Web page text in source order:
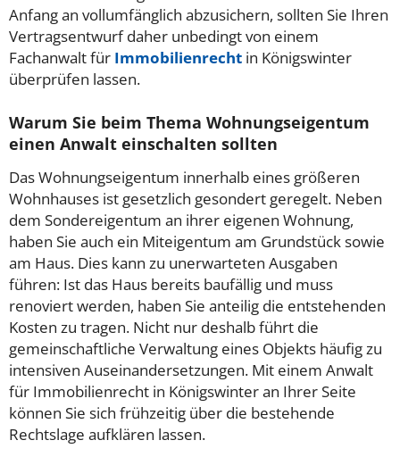
Anfang an vollumfänglich abzusichern, sollten Sie Ihren
Vertragsentwurf daher unbedingt von einem
Fachanwalt für Immobilienrecht in Königswinter
überprüfen lassen.
Warum Sie beim Thema Wohnungseigentum
einen Anwalt einschalten sollten
Das Wohnungseigentum innerhalb eines größeren
Wohnhauses ist gesetzlich gesondert geregelt. Neben
dem Sondereigentum an ihrer eigenen Wohnung,
haben Sie auch ein Miteigentum am Grundstück sowie
am Haus. Dies kann zu unerwarteten Ausgaben
führen: Ist das Haus bereits baufällig und muss
renoviert werden, haben Sie anteilig die entstehenden
Kosten zu tragen. Nicht nur deshalb führt die
gemeinschaftliche Verwaltung eines Objekts häufig zu
intensiven Auseinandersetzungen. Mit einem Anwalt
für Immobilienrecht in Königswinter an Ihrer Seite
können Sie sich frühzeitig über die bestehende
Rechtslage aufklären lassen.